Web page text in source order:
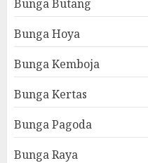
Bunga Butang
Bunga Hoya
Bunga Kemboja
Bunga Kertas
Bunga Pagoda
Bunga Raya